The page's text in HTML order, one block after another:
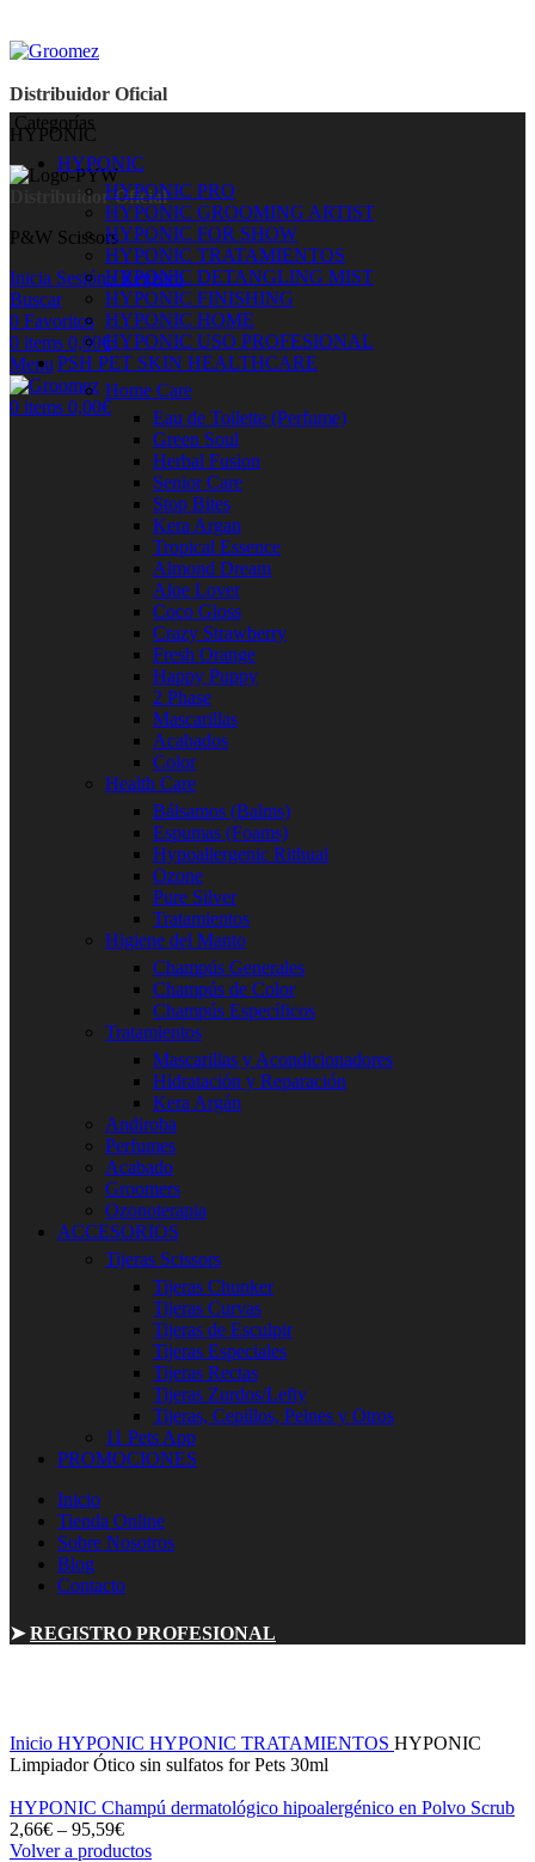
Distribuidor Oficial
HYPONIC
Distribuidor Oficial
P&W Scissors
Inicia Sesión / Registro
Buscar
0 Favoritos
0 items 0,00€
Menu
0 items 0,00€
Categorías
HYPONIC
HYPONIC PRO
HYPONIC GROOMING ARTIST
HYPONIC FOR SHOW
HYPONIC TRATAMIENTOS
HYPONIC DETANGLING MIST
HYPONIC FINISHING
HYPONIC HOME
HYPONIC USO PROFESIONAL
PSH PET SKIN HEALTHCARE
Home Care
Eau de Toilette (Perfume)
Green Soul
Herbal Fusion
Senior Care
Stop Bites
Kera Argan
Tropical Essence
Almond Dream
Aloe Lover
Coco Gloss
Crazy Strawberry
Fresh Orange
Happy Puppy
2 Phase
Mascarillas
Acabados
Color
Health Care
Bálsamos (Balms)
Espumas (Foams)
Hypoallergenic Rithual
Ozone
Pure Silver
Tratamientos
Higiene del Manto
Champús Generales
Champús de Color
Champús Específicos
Tratamientos
Mascarillas y Acondicionadores
Hidratación y Reparación
Kera Argán
Andiroba
Perfumes
Acabado
Groomers
Ozonoterapia
ACCESORIOS
Tijeras Scissors
Tijeras Chunker
Tijeras Curvas
Tijeras de Esculpir
Tijeras Especiales
Tijeras Rectas
Tijeras Zurdos/Lefty
Tijeras, Cepillos, Peines y Otros
11 Pets App
PROMOCIONES
Inicio
Tienda Online
Sobre Nosotros
Blog
Contacto
➤REGISTRO PROFESIONAL
Inicio HYPONIC HYPONIC TRATAMIENTOS HYPONIC
Limpiador Ótico sin sulfatos for Pets 30ml
HYPONIC Champú dermatológico hipoalergénico en Polvo Scrub
2,66€ – 95,59€
Volver a productos